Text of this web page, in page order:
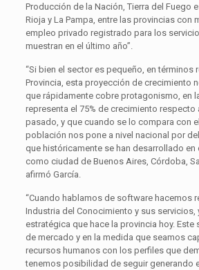
Producción de la Nación, Tierra del Fuego
Rioja y La Pampa, entre las provincias con
empleo privado registrado para los
muestran en el último año”.
“Si bien el sector es pequeño, en términos
Provincia, esta proyección de crecimiento
que rápidamente cobre protagonismo, en
representa el 75% de crecimiento respecto
pasado, y que cuando se lo compara con
población nos pone a nivel nacional por
que históricamente se han desarrollado
como ciudad de Buenos Aires, Córdoba,
afirmó García.
“Cuando hablamos de software hacemos
Industria del Conocimiento y sus servicios,
estratégica que hace la provincia hoy. Este
de mercado y en la medida que seamos
recursos humanos con los perfiles que
tenemos posibilidad de seguir generando